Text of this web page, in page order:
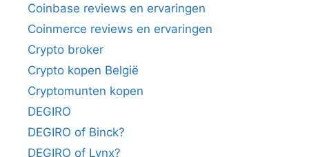
Coinbase reviews en ervaringen
Coinmerce reviews en ervaringen
Crypto broker
Crypto kopen België
Cryptomunten kopen
DEGIRO
DEGIRO of Binck?
DEGIRO of Lynx?